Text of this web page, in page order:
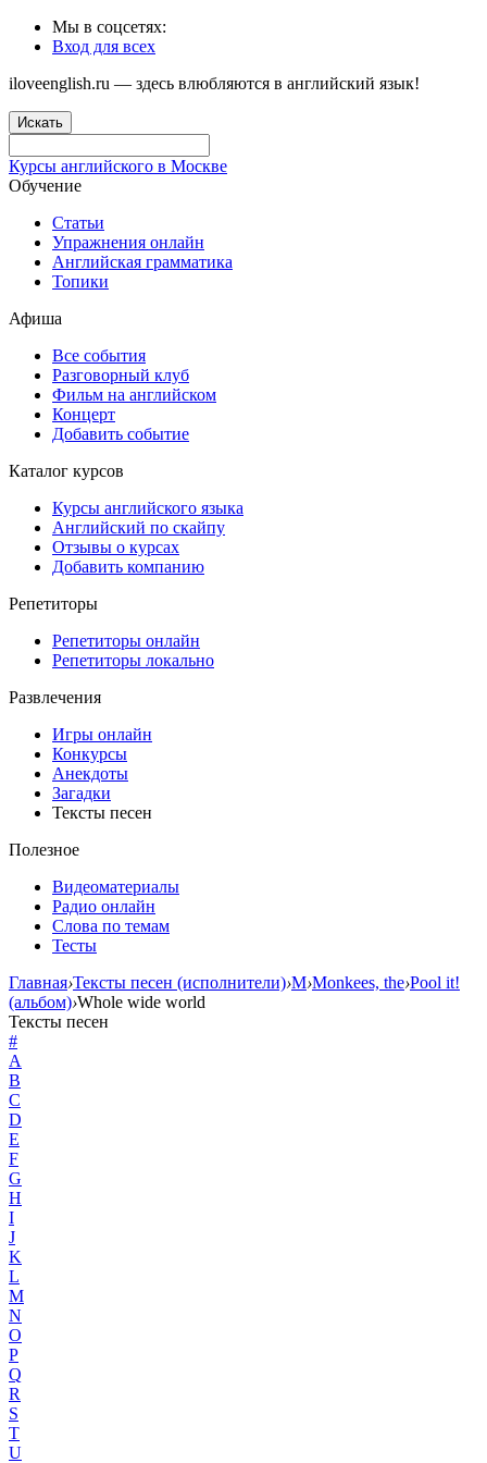
Мы в соцсетях:
Вход для всех
iloveenglish.ru — здесь влюбляются в английский язык!
Искать
Курсы английского в Москве
Обучение
Статьи
Упражнения онлайн
Английская грамматика
Топики
Афиша
Все события
Разговорный клуб
Фильм на английском
Концерт
Добавить событие
Каталог курсов
Курсы английского языка
Английский по скайпу
Отзывы о курсах
Добавить компанию
Репетиторы
Репетиторы онлайн
Репетиторы локально
Развлечения
Игры онлайн
Конкурсы
Анекдоты
Загадки
Тексты песен
Полезное
Видеоматериалы
Радио онлайн
Слова по темам
Тесты
Главная›Тексты песен (исполнители)›M›Monkees, the›Pool it!
(альбом)›Whole wide world
Тексты песен
#
A
B
C
D
E
F
G
H
I
J
K
L
M
N
O
P
Q
R
S
T
U